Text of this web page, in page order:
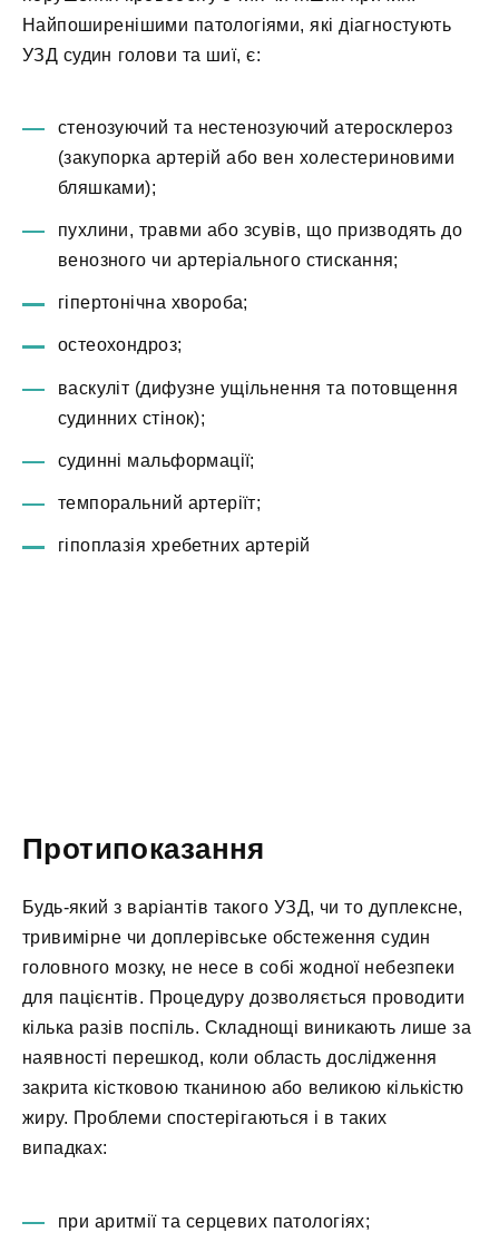
Найпоширенішими патологіями, які діагностують
УЗД судин голови та шиї, є:
стенозуючий та нестенозуючий атеросклероз
(закупорка артерій або вен холестериновими
бляшками);
пухлини, травми або зсувів, що призводять до
венозного чи артеріального стискання;
гіпертонічна хвороба;
остеохондроз;
васкуліт (дифузне ущільнення та потовщення
судинних стінок);
судинні мальформації;
темпоральний артеріїт;
гіпоплазія хребетних артерій
Протипоказання
Будь-який з варіантів такого УЗД, чи то дуплексне,
тривимірне чи доплерівське обстеження судин
головного мозку, не несе в собі жодної небезпеки
для пацієнтів. Процедуру дозволяється проводити
кілька разів поспіль. Складнощі виникають лише за
наявності перешкод, коли область дослідження
закрита кістковою тканиною або великою кількістю
жиру. Проблеми спостерігаються і в таких
випадках:
при аритмії та серцевих патологіях;